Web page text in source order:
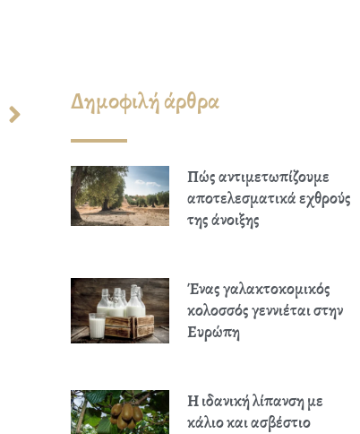
NextΔημοφιλή άρθρα
Πώς αντιμετωπίζουμε
αποτελεσματικά εχθρούς
της άνοιξης
Ένας γαλακτοκομικός
κολοσσός γεννιέται στην
Ευρώπη
Η ιδανική λίπανση με
κάλιο και ασβέστιο